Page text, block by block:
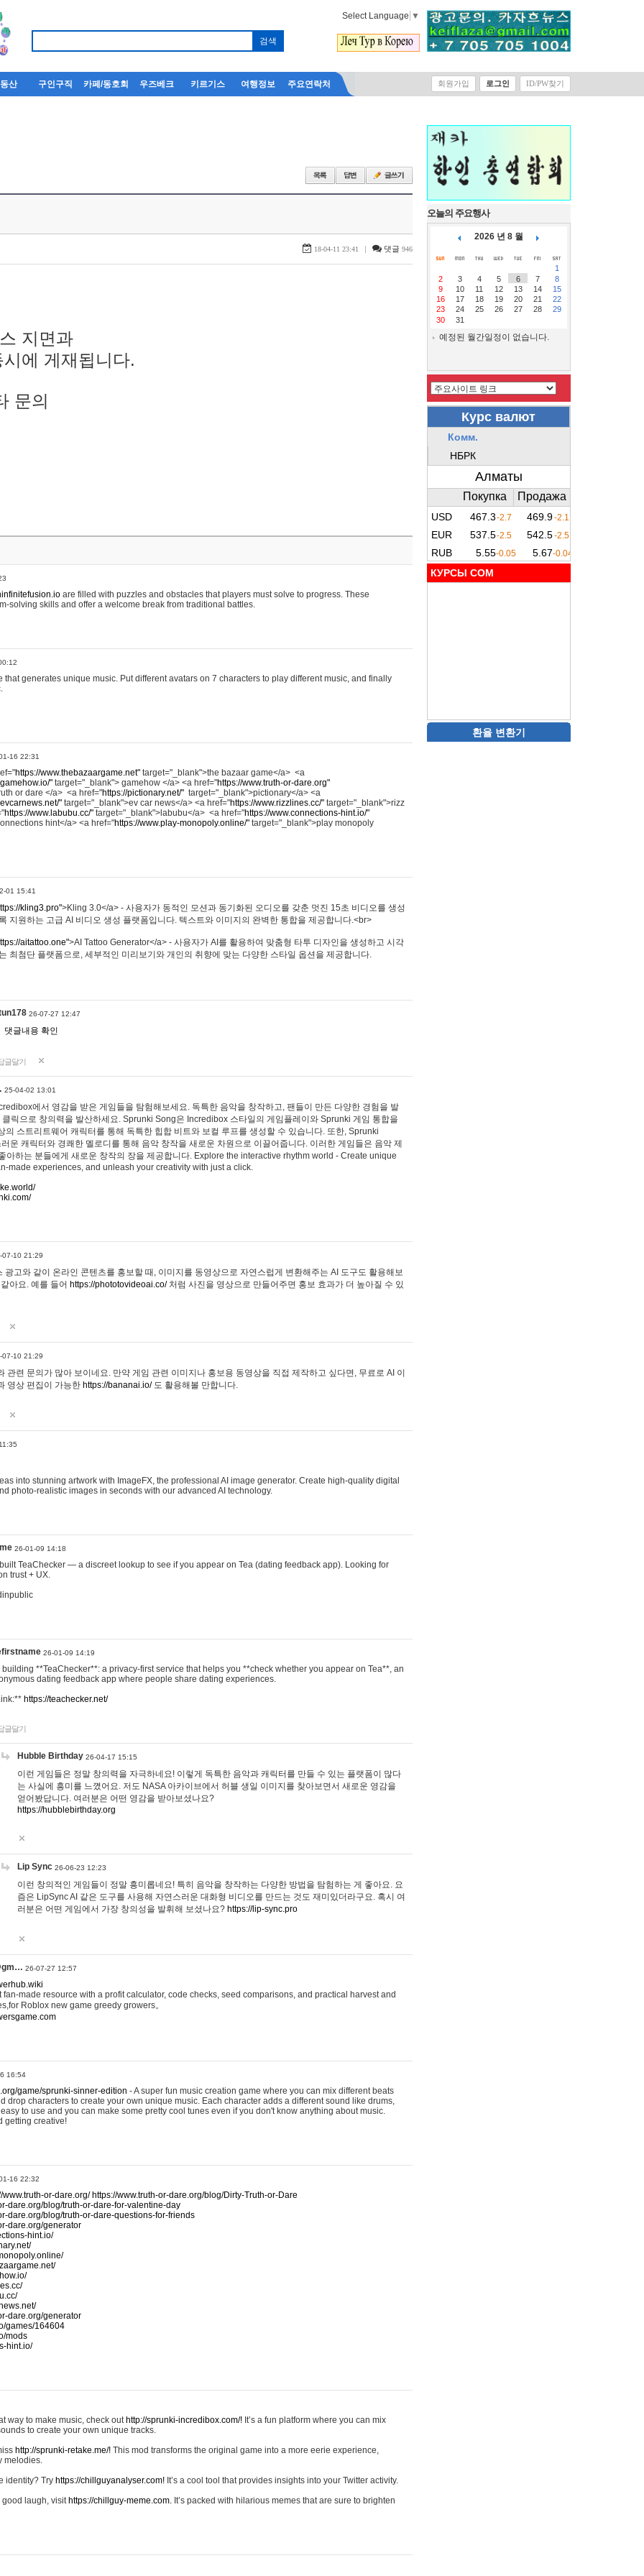
Select Language ▼
산 구인구직 카페/동호회 우즈베크 키르기스 여행정보 주요연락처 회원가입 로그인 ID/PW찾기
18-04-11 23:41 | 댓글 946
지면과
에 게재됩니다.
문의
are filled with puzzles and obstacles that players must solve to progress. These
solving skills and offer a welcome break from traditional battles.
that generates unique music. Put different avatars on 7 characters to play different music, and finally
16 22:31
https://www.thebazaargame.net" target="_blank">the bazaar game</a> <a
" target="_blank"> gamehow </a> <a href="https://www.truth-or-dare.org"
or dare </a> <a href="https://pictionary.net/" target="_blank">pictionary</a> <a
" target="_blank">ev car news</a> <a href="https://www.rizzlines.cc/" target="_blank">rizz
https://www.labubu.cc/" target="_blank">labubu</a> <a href="https://www.connections-hint.io/"
hint</a> <a href="https://www.play-monopoly.online/" target="_blank">play monopoly
01 15:41
kling3.pro">Kling 3.0</a> - 사용자가 동적인 모션과 동기화된 오디오를 갖춘 멋진 15초 비디오를 생성
지원하는 고급 AI 비디오 생성 플랫폼입니다. 텍스트와 이미지의 완벽한 통합을 제공합니다.<br>
aitattoo.one">AI Tattoo Generator</a> - 사용자가 AI를 활용하여 맞춤형 타투 디자인을 생성하고 시각
최첨단 플랫폼으로, 세부적인 미리보기와 개인의 취향에 맞는 다양한 스타일 옵션을 제공합니다.
26-07-27 12:47
댓글내용 확인
글달기
25-04-02 13:01
에서 영감을 받은 게임들을 탐험해보세요. 독특한 음악을 창작하고, 팬들이 만든 다양한 경험을 발
클릭으로 창의력을 발산하세요. Sprunki Song은 Incredibox 스타일의 게임플레이와 Sprunki 게임 통합을
의 스트리트웨어 캐릭터를 통해 독특한 힙합 비트와 보컬 루프를 생성할 수 있습니다. 또한, Sprunki
운 캐릭터와 경쾌한 멜로디를 통해 음악 창작을 새로운 차원으로 이끌어줍니다. 이러한 게임들은 음악 제
아하는 분들에게 새로운 창작의 장을 제공합니다. Explore the interactive rhythm world - Create unique
made experiences, and unleash your creativity with just a click.
07-10 21:29
광고와 같이 온라인 콘텐츠를 홍보할 때, 이미지를 동영상으로 자연스럽게 변환해주는 AI 도구도 활용해보
아요. 예를 들어 https://phototovideoai.co/처럼 사진을 영상으로 만들어주면 홍보 효과가 더 높아질 수 있
07-10 21:29
관련 문의가 많아 보이네요. 만약 게임 관련 이미지나 홍보용 동영상을 직접 제작하고 싶다면, 무료로 AI 이
영상 편집이 가능한 https://bananai.io/도 활용해볼 만합니다.
into stunning artwork with ImageFX, the professional AI image generator. Create high-quality digital
photo-realistic images in seconds with our advanced AI technology.
26-01-09 14:18
TeaChecker — a discreet lookup to see if you appear on Tea (dating feedback app). Looking for
trust + UX.
26-01-09 14:19
building **TeaChecker**: a privacy-first service that helps you **check whether you appear on Tea**, an
dating feedback app where people share dating experiences.
https://teachecker.net/
글달기
Hubble Birthday 26-04-17 15:15
이런 게임들은 정말 창의력을 자극하네요! 이렇게 독특한 음악과 캐릭터를 만들 수 있는 플랫폼이 많다
는 사실에 흥미를 느꼈어요. 저도 NASA 아카이브에서 허블 생일 이미지를 찾아보면서 새로운 영감을
얻어봤답니다. 여러분은 어떤 영감을 받아보셨나요?
https://hubblebirthday.org
Lip Sync 26-06-23 12:23
이런 창의적인 게임들이 정말 흥미롭네요! 특히 음악을 창작하는 다양한 방법을 탐험하는 게 좋아요. 요
즘은 LipSync AI 같은 도구를 사용해 자연스러운 대화형 비디오를 만드는 것도 재미있더라구요. 혹시 여
러분은 어떤 게임에서 가장 창의성을 발휘해 보셨나요? https://lip-sync.pro
26-07-27 12:57
made resource with a profit calculator, code checks, seed comparisons, and practical harvest and
Roblox new game greedy growers。
16:54
game/sprunki-sinner-edition - A super fun music creation game where you can mix different beats
drop characters to create your own unique music. Each character adds a different sound like drums,
to use and you can make some pretty cool tunes even if you don't know anything about music.
getting creative!
16 22:32
www.truth-or-dare.org/ https://www.truth-or-dare.org/blog/Dirty-Truth-or-Dare
dare.org/blog/truth-or-dare-for-valentine-day
dare.org/blog/truth-or-dare-questions-for-friends
dare.org/generator
hint.io/
dare.org/generator
games/164604
mods
hint.io/
way to make music, check out http://sprunki-incredibox.com/! It’s a fun platform where you can mix
to create your own unique tracks.
http://sprunki-retake.me/! This mod transforms the original game into a more eerie experience,
melodies.
identity? Try https://chillguyanalyser.com! It’s a cool tool that provides insights into your Twitter activity.
good laugh, visit https://chillguy-meme.com. It’s packed with hilarious memes that are sure to brighten
오늘의 주요행사
2026 년 8 월
1
2
3 4 5 6 7
8
9
10 11 12 13 14
15
16
17 18 19 20 21
22
23
24 25 26 27 28
29
30
31
예정된 월간일정이 없습니다.
КУРСЫ COM
환율 변환기